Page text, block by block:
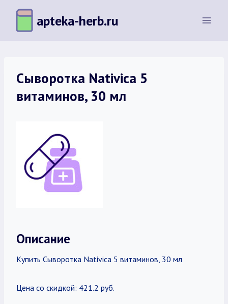
Перейти
содержимому
apteka-herb.ru
Сыворотка Nativica 5
витаминов, 30 мл
Описание
Купить Сыворотка Nativica 5 витаминов, 30 мл
Цена со скидкой: 421.2 руб.